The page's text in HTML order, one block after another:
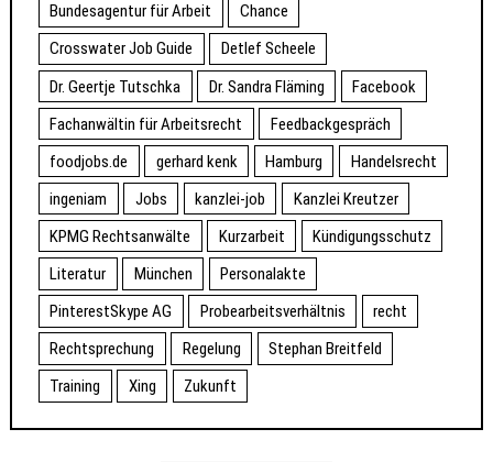
Bundesagentur für Arbeit
Chance
Crosswater Job Guide
Detlef Scheele
Dr. Geertje Tutschka
Dr. Sandra Fläming
Facebook
Fachanwältin für Arbeitsrecht
Feedbackgespräch
foodjobs.de
gerhard kenk Hamburg
Handelsrecht
ingeniam
Jobs kanzlei-job
Kanzlei Kreutzer
KPMG Rechtsanwälte
Kurzarbeit
Kündigungsschutz
Literatur
München
Personalakte
PinterestSkype AG
Probearbeitsverhältnis
recht
Rechtsprechung
Regelung
Stephan Breitfeld
Training
Xing Zukunft